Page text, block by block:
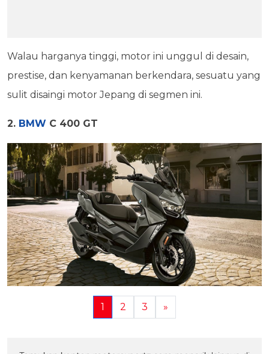
Walau harganya tinggi, motor ini unggul di desain,
prestise, dan kenyamanan berkendara, sesuatu yang
sulit disaingi motor Jepang di segmen ini.
2. BMW C 400 GT
1 2 3 »